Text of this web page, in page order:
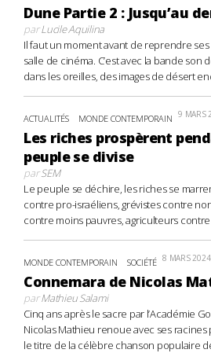
Dune Partie 2 : Jusqu’au
parLucile Aquilina
Il faut un moment avant de reprendre
salle de cinéma. C’est avec la bande son
dans les oreilles, des images de désert
ACTUALITÉS MONDE CONTEMPORAIN 9 MARS
Les riches prospèrent
peuple se divise
parSEM
Le peuple se déchire, les riches se
contre pro-israéliens, grévistes contre
contre moins pauvres, agriculteurs
MONDE CONTEMPORAIN SOCIÉTÉ 8 MARS 2024
Connemara de Nicolas
parMathieu Salami
Cinq ans après le sacre par l’Académie
Nicolas Mathieu renoue avec ses
le titre de la célèbre chanson populaire